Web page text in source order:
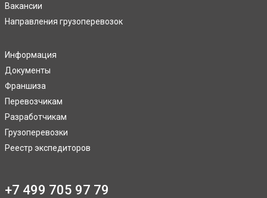
Вакансии
Направления грузоперевозок
Информация
Документы
Франшиза
Перевозчикам
Разработчикам
Грузоперевозки
Реестр экспедиторов
+7 499 705 97 79